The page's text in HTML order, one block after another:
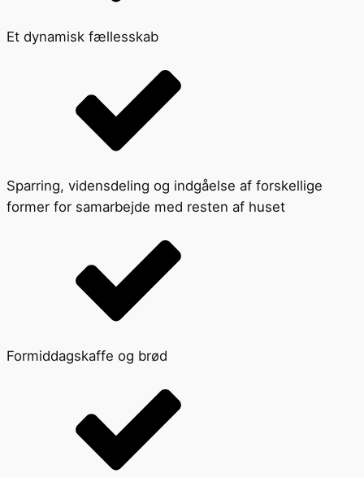
Et dynamisk fællesskab
Sparring, vidensdeling og indgåelse af forskellige
former for samarbejde med resten af huset
Formiddagskaffe og brød